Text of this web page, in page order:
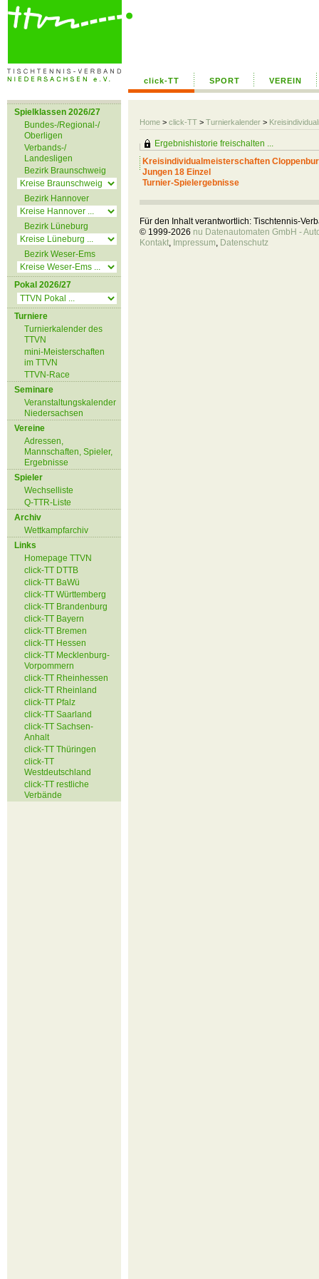
click-TT SPORT VEREIN
Home > click-TT > Turnierkalender >
Spielklassen 2026/27
Bundes-/Regional-/
Oberligen
Verbands-/
Landesligen
Bezirk Braunschweig
Bezirk Hannover
Bezirk Lüneburg
Bezirk Weser-Ems
Pokal 2026/27
Turniere
Turnierkalender des
TTVN
mini-Meisterschaften
im TTVN
TTVN-Race
Seminare
Veranstaltungskalender
Niedersachsen
Vereine
Adressen,
Mannschaften, Spieler,
Ergebnisse
Spieler
Wechselliste
Q-TTR-Liste
Archiv
Wettkampfarchiv
Links
Homepage TTVN
click-TT DTTB
click-TT BaWü
click-TT Württemberg
click-TT Brandenburg
click-TT Bayern
click-TT Bremen
click-TT Hessen
click-TT Mecklenburg-
Vorpommern
click-TT Rheinhessen
click-TT Rheinland
click-TT Pfalz
click-TT Saarland
click-TT Sachsen-
Anhalt
click-TT Thüringen
click-TT
Westdeutschland
click-TT restliche
Verbände
Ergebnishistorie freischalten ...
Kreisindividualmeisterschaften
Jungen 18 Einzel
Turnier-Spielergebnisse
Für den Inhalt verantwortlich: Tischtennis-
© 1999-2026 nu Datenautomaten GmbH -
Kontakt, Impressum, Datenschutz